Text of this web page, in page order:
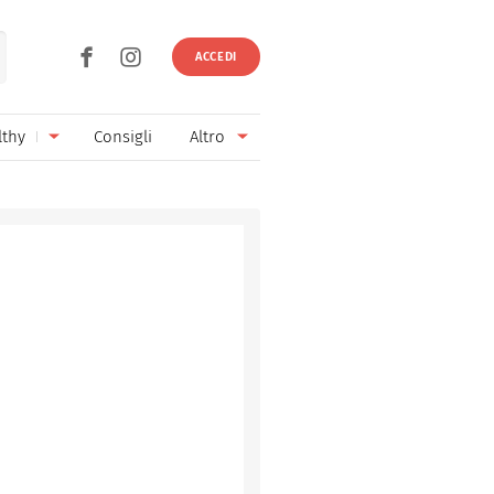
ACCEDI
Consigli Altro